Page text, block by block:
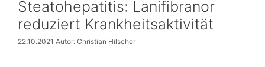
Steatohepatitis: Lanifibranor
reduziert Krankheitsaktivität
22.10.2021 Autor: Christian Hilscher